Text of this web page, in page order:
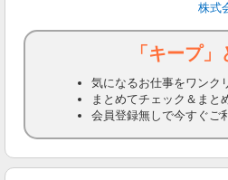
株式
「キープ」
気になるお仕事をワンク
まとめてチェック＆まと
会員登録無しで今すぐご